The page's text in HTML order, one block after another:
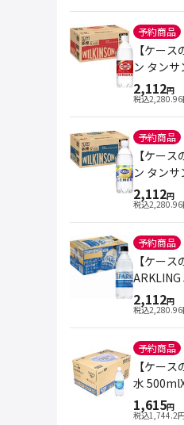
予約商品
【ケー
ン タン
6日後以
2,112円
税込2,280.96
予約商品
【ケー
ン タン
日から6
2,112円
税込2,280.96
予約商品
【ケー
日後以降
2,112円
税込2,280.96
予約商品
【ケー
水
のお届け
1,615円
税込1,744.2